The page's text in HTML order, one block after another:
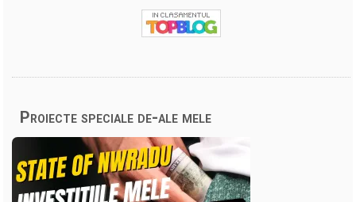
Proiecte speciale de-ale mele